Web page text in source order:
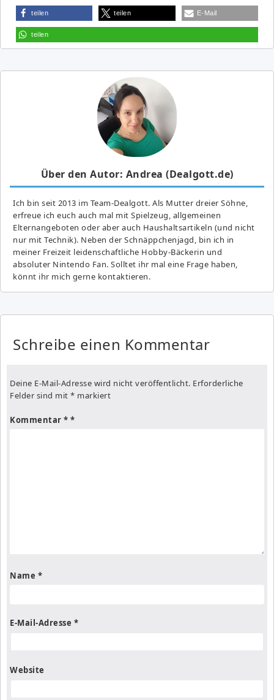
teilen teilen E-Mail
teilen
Über den Autor: Andrea (Dealgott.de)
Ich bin seit 2013 im Team-Dealgott. Als Mutter dreier Söhne,
erfreue ich euch auch mal mit Spielzeug, allgemeinen
Elternangeboten oder aber auch Haushaltsartikeln (und nicht
nur mit Technik). Neben der Schnäppchenjagd, bin ich in
meiner Freizeit leidenschaftliche Hobby-Bäckerin und
absoluter Nintendo Fan. Solltet ihr mal eine Frage haben,
könnt ihr mich gerne kontaktieren.
Schreibe einen Kommentar
Deine E-Mail-Adresse wird nicht veröffentlicht. Erforderliche
Felder sind mit * markiert
Kommentar *
Name *
E-Mail-Adresse *
Website